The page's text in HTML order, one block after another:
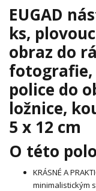
EUGAD
ks,
obraz do
fotografie,
police do
ložnice,
5 x 12 cm
O této
KRÁSNÉ A
minimalistickým